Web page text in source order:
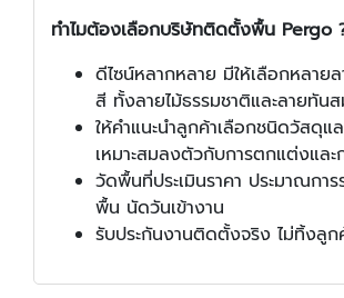
ทำไมต้องเลือกบริษัทติดตั้งพื้น Pergo
ดีไซน์หลากหลาย มีให้เลือกหลาย
สี ทั้งลายไม้ธรรมชาติและลายทัน
ให้คำแนะนำลูกค้าเลือกชนิดวัสดุ
เหมาะสมลงตัวกับการตกแต่งและ
วัดพื้นที่ประเมินราคา ประมาณการร
พื้น นัดวันเข้างาน
รับประกันงานติดตั้งจริง ไม่ทิ้งลูก